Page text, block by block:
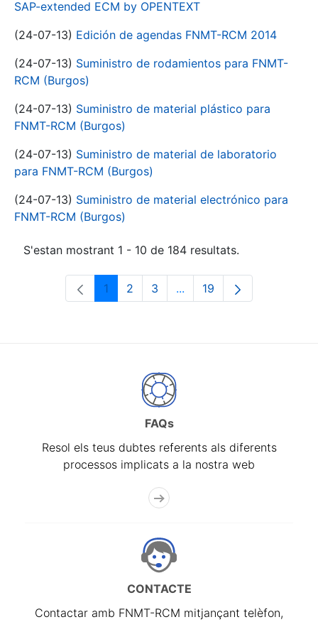
SAP-extended ECM by OPENTEXT
(24-07-13) Edición de agendas FNMT-RCM 2014
(24-07-13) Suministro de rodamientos para FNMT-
RCM (Burgos)
(24-07-13) Suministro de material plástico para
FNMT-RCM (Burgos)
(24-07-13) Suministro de material de laboratorio
para FNMT-RCM (Burgos)
(24-07-13) Suministro de material electrónico para
FNMT-RCM (Burgos)
S'estan mostrant 1 - 10 de 184 resultats.
Pàgina
1 Pàgina
2 Pàgina
3 ...Pàgines intermèdies
Pàgina
19
FAQs
Resol els teus dubtes referents als diferents
processos implicats a la nostra web
CONTACTE
Contactar amb FNMT-RCM mitjançant telèfon,